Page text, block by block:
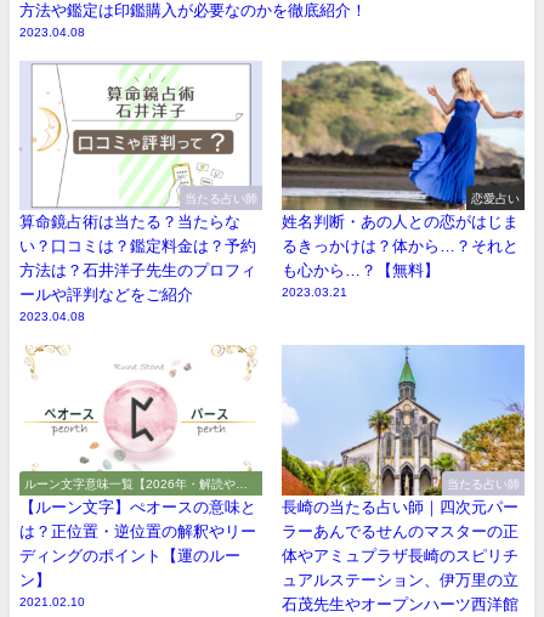
方法や鑑定は印鑑購入が必要なのかを徹底紹介！
2023.04.08
当たる占い師
算命鏡占術は当たる？当たらな
い？口コミは？鑑定料金は？予約
方法は？石井洋子先生のプロフィ
ールや評判などをご紹介
2023.04.08
恋愛占い
姓名判断・あの人との恋がはじま
るきっかけは？体から…？それと
も心から…？【無料】
2023.03.21
ルーン文字意味一覧【2026年・解読や解
釈やアルファベット】
【ルーン文字】ぺオースの意味と
は？正位置・逆位置の解釈やリー
ディングのポイント【運のルー
ン】
2021.02.10
当たる占い師
長崎の当たる占い師｜四次元パー
ラーあんでるせんのマスターの正
体やアミュプラザ長崎のスピリチ
ュアルステーション、伊万里の立
石茂先生やオープンハーツ西洋館